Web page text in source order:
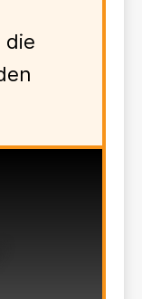
die